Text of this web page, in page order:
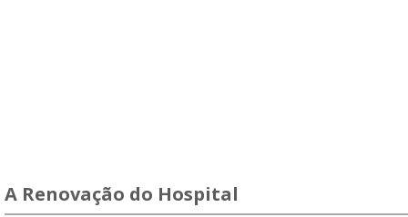
A Renovação do Hospital